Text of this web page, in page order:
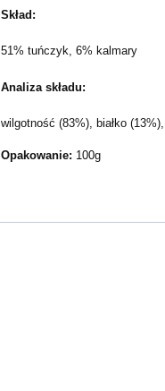
Skład:
51% tuńczyk, 6% kalmary
Analiza składu:
wilgotność (83%), białko
Opakowanie: 100g